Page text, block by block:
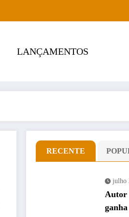
LANÇAMENTOS
RECENTE
julho
Autor